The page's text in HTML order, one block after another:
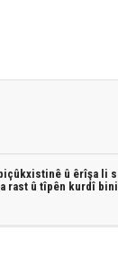
û êrîşa li
rast û tîpên kurdî